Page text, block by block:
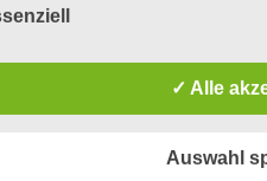
Mittels
Ferner werden betroffene
über die ihnen
als für die Verarbeitung
✓ Alle
Auswahl